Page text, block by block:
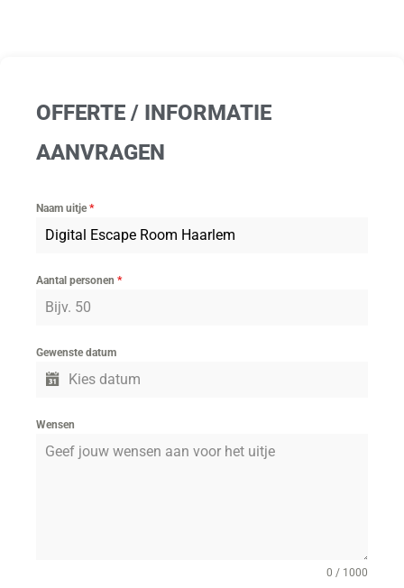
OFFERTE / INFORMATIE
AANVRAGEN
Naam uitje*
Aantal personen *
Gewenste datum
Wensen
0 / 1000